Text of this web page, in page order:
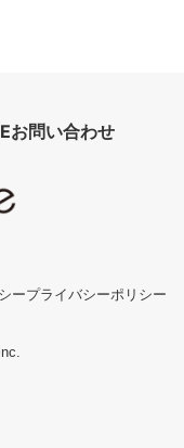
お問い合わせ
ープライバシーポリシー